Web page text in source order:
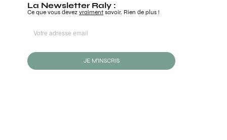
La Newsletter Raly :
Ce que vous devez vraiment savoir. Rien de plus !
JE M'INSCRIS